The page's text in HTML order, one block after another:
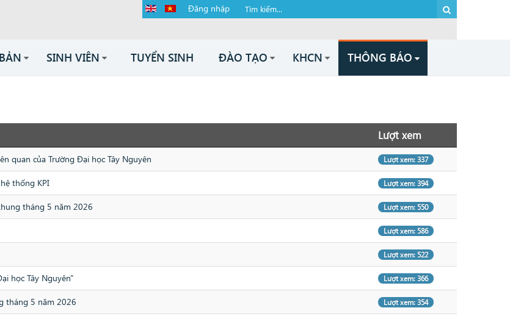
Đăng nhập
SINH VIÊN TUYỂN SINH ĐÀO TẠO KHCN THÔNG BÁO
Lượt xem
quan của Trường Đại học Tây Nguyên Lượt xem: 337
thống KPI Lượt xem: 394
tháng 5 năm 2026 Lượt xem: 550
Lượt xem: 586
Lượt xem: 522
học Tây Nguyên" Lượt xem: 366
tháng 5 năm 2026 Lượt xem: 354